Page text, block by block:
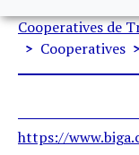
Fil
Cooperatives de
Cooperatives
https://